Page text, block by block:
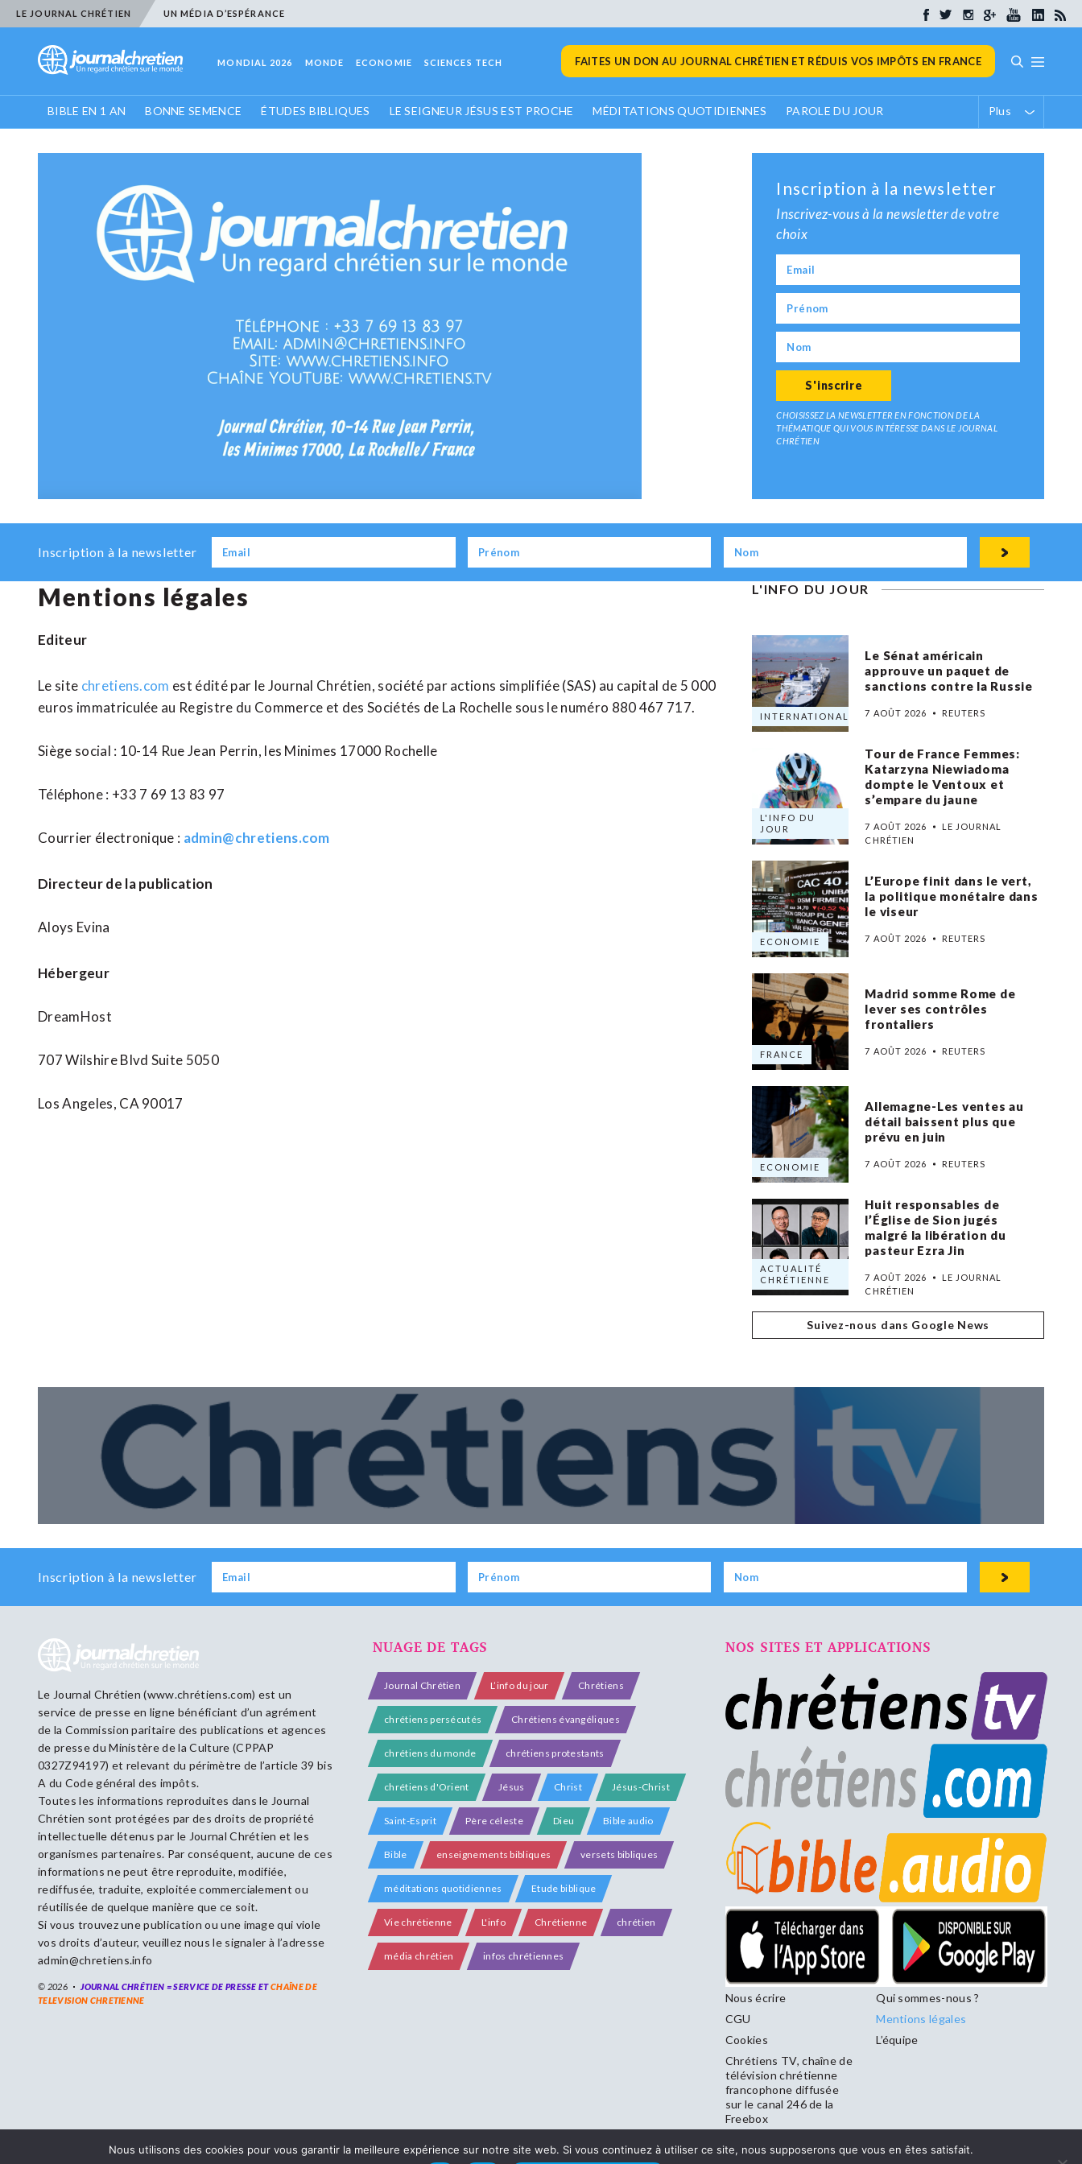
LE JOURNAL CHRÉTIEN UN MÉDIA D’ESPÉRANCE
MONDIAL 2026 MONDE ECONOMIE SCIENCES TECH FAITES UN DON AU JOURNAL CHRÉTIEN ET RÉDUIS VOS IMPÔTS EN FRANCE
BIBLE EN 1 AN BONNE SEMENCE ÉTUDES BIBLIQUES LE SEIGNEUR JÉSUS EST PROCHE MÉDITATIONS QUOTIDIENNES PAROLE DU JOUR Plus
Inscription à la newsletter
Inscrivez-vous à la newsletter de votre
choix
CHOISISSEZ LA NEWSLETTER EN FONCTION DE LA
THÉMATIQUE QUI VOUS INTÉRESSE DANS LE JOURNAL
CHRÉTIEN
Inscription à la newsletter
Mentions légales
Editeur
Le site chretiens.com est édité par le Journal Chrétien, société par actions simplifiée (SAS) au capital de 5 000
euros immatriculée au Registre du Commerce et des Sociétés de La Rochelle sous le numéro 880 467 717.
Siège social : 10-14 Rue Jean Perrin, les Minimes 17000 Rochelle
Téléphone : +33 7 69 13 83 97
Courrier électronique : admin@chretiens.com
Directeur de la publication
Aloys Evina
Hébergeur
DreamHost
707 Wilshire Blvd Suite 5050
Los Angeles, CA 90017
L'INFO DU JOUR
INTERNATIONAL
Le Sénat américain
approuve un paquet de
sanctions contre la Russie
7 AOÛT 2026 REUTERS
L'INFO DU
JOUR
Tour de France Femmes:
Katarzyna Niewiadoma
dompte le Ventoux et
s’empare du jaune
7 AOÛT 2026
LE JOURNAL
CHRÉTIEN
ECONOMIE
L’Europe finit dans le vert,
la politique monétaire dans
le viseur
7 AOÛT 2026 REUTERS
FRANCE
Madrid somme Rome de
lever ses contrôles
frontaliers
7 AOÛT 2026 REUTERS
ECONOMIE
Allemagne-Les ventes au
détail baissent plus que
prévu en juin
7 AOÛT 2026 REUTERS
ACTUALITÉ
CHRÉTIENNE
Huit responsables de
l’Église de Sion jugés
malgré la libération du
pasteur Ezra Jin
7 AOÛT 2026
LE JOURNAL
CHRÉTIEN
Suivez-nous dans Google News
Inscription à la newsletter
Le Journal Chrétien (www.chrétiens.com) est un
service de presse en ligne bénéficiant d’un agrément
de la Commission paritaire des publications et agences
de presse du Ministère de la Culture (CPPAP
0327Z94197) et relevant du périmètre de l’article 39 bis
A du Code général des impôts.
Toutes les informations reproduites dans le Journal
Chrétien sont protégées par des droits de propriété
intellectuelle détenus par le Journal Chrétien et les
organismes partenaires. Par conséquent, aucune de ces
informations ne peut être reproduite, modifiée,
rediffusée, traduite, exploitée commercialement ou
réutilisée de quelque manière que ce soit.
Si vous trouvez une publication ou une image qui viole
vos droits d’auteur, veuillez nous le signaler à l’adresse
admin@chretiens.info
© 2026 JOURNAL CHRÉTIEN = SERVICE DE PRESSE ETCHAÎNE DE
TELEVISION CHRETIENNE
NUAGE DE TAGS
Journal Chrétien L’info du jour Chrétiens
chrétiens persécutés Chrétiens évangéliques
chrétiens du monde chrétiens protestants
chrétiens d'Orient Jésus Christ Jésus-Christ
Saint-Esprit Père céleste Dieu Bible audio
Bible enseignements bibliques versets bibliques
méditations quotidiennes Etude biblique
Vie chrétienne L'info Chrétienne chrétien
média chrétien infos chrétiennes
NOS SITES ET APPLICATIONS
Nous écrire
Qui sommes-nous ?
CGU
Mentions légales
Cookies
L’équipe
Chrétiens TV, chaîne de
télévision chrétienne
francophone diffusée
sur le canal 246 de la
Freebox
Nous utilisons des cookies pour vous garantir la meilleure expérience sur notre site web. Si vous continuez à utiliser ce site, nous supposerons que vous en êtes satisfait.